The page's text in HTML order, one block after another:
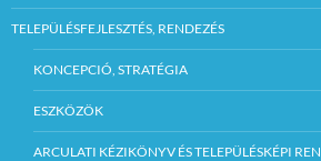
TELEPÜLÉSFEJLESZTÉS, RENDEZÉS
KONCEPCIÓ, STRATÉGIA
ESZKÖZÖK
ARCULATI KÉZIKÖNYV ÉS TELEPÜLÉSKÉPI